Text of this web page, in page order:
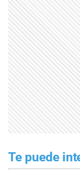
Te puede